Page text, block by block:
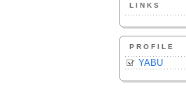
LINKS
PROFILE
YABU